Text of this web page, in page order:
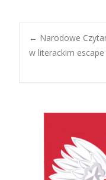
Post
← Narodowe
w literackim